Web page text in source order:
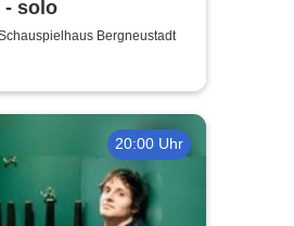
- solo
Bergneustadt
20:00 Uhr